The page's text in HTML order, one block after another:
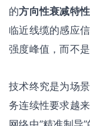
的方向性衰减特性
临近线缆的感应
强度峰值，而不是
技术终究是为场
务连续性要求越